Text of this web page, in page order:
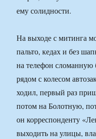
ему солидности.
На выходе с митинга
пальто, кедах и без
на телефон сломанную
рядом с колесом
ходил, первый раз
потом на Болотную,
он корреспонденту
выходить на улицы,